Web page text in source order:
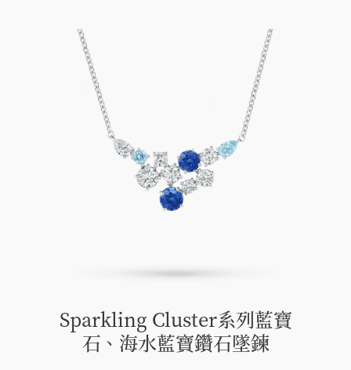
Sparkling Cluster系列藍寶
石、海水藍寶鑽石墜鍊